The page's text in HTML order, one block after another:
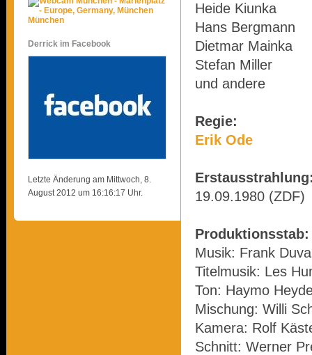
München
Derrick im Facebook
Letzte Änderung am Mittwoch, 8.
August 2012 um 16:16:17 Uhr.
Heide Kiunka
Hans Bergmann
Dietmar Mainka
Stefan Miller
und andere
Regie:
Erik Ode
19.09.1980 (ZDF)
Produktionsstab:
Musik: Frank
Titelmusik: Les
Ton: Haymo
Mischung: Willi
Kamera: Rolf
Schnitt: Werner